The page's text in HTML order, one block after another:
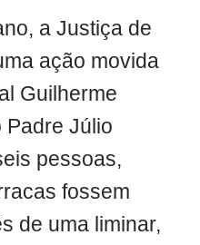
a Justiça de
ação movida
Guilherme
Padre Júlio
pessoas,
fossem
de uma liminar,